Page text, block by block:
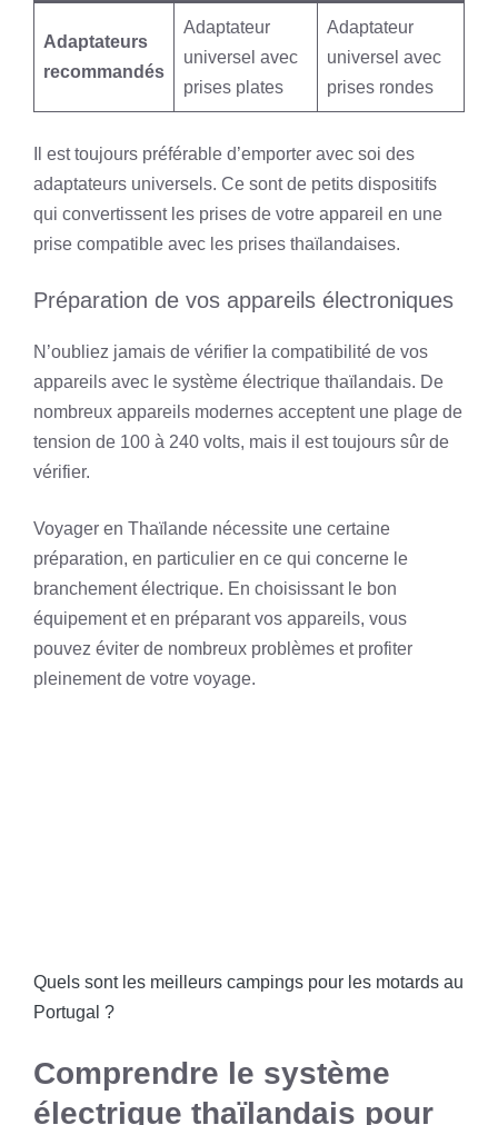
Adaptateurs
recommandés
Adaptateur
universel avec
prises plates
Adaptateur
universel avec
prises rondes
Il est toujours préférable d’emporter avec soi des
adaptateurs universels. Ce sont de petits dispositifs
qui convertissent les prises de votre appareil en une
prise compatible avec les prises thaïlandaises.
Préparation de vos appareils électroniques
N’oubliez jamais de vérifier la compatibilité de vos
appareils avec le système électrique thaïlandais. De
nombreux appareils modernes acceptent une plage de
tension de 100 à 240 volts, mais il est toujours sûr de
vérifier.
Voyager en Thaïlande nécessite une certaine
préparation, en particulier en ce qui concerne le
branchement électrique. En choisissant le bon
équipement et en préparant vos appareils, vous
pouvez éviter de nombreux problèmes et profiter
pleinement de votre voyage.
Quels sont les meilleurs campings pour les motards au
Portugal ?
Comprendre le système
électrique thaïlandais pour